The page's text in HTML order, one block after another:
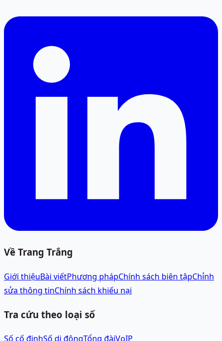
Về Trang Trắng
Giới thiệuBài viếtPhương phápChính sách biên tậpChỉnh
sửa thông tinChính sách khiếu nại
Tra cứu theo loại số
Số cố địnhSố di độngTổng đàiVoIP